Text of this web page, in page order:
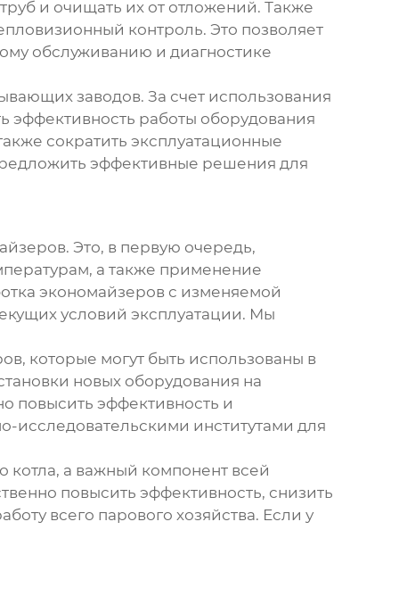
и очищать их от отложений. Также
контроль. Это позволяет
обслуживанию и диагностике
заводов. За счет использования
эффективность работы оборудования
сократить эксплуатационные
эффективные решения для
. Это, в первую очередь,
а также применение
экономайзеров с изменяемой
условий эксплуатации. Мы
, которые могут быть использованы в
новых оборудования на
повысить эффективность и
исследовательскими институтами для
котла, а важный компонент всей
повысить эффективность, снизить
всего парового хозяйства. Если у